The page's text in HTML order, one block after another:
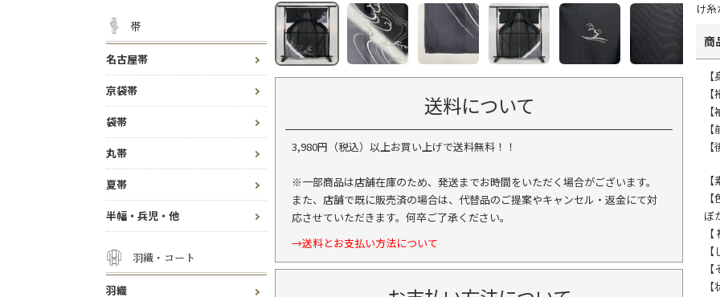
帯
名古屋帯
京袋帯
袋帯
丸帯
夏帯
半幅・兵児・他
羽織・コート
羽織
送料について
3,980円（税込）以上お買い上げで送料無料！！
※一部商品は店舗在庫のため、発送までお時間をいただく場合がございます。
また、店舗で既に販売済の場合は、代替品のご提案やキャンセル・返金にて対
応させていただきます。何卒ご了承ください。
→送料とお支払い方法について
け
商
ぼ